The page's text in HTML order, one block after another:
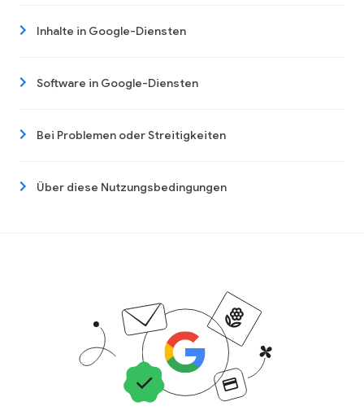
Inhalte in Google-Diensten
Software in Google-Diensten
Bei Problemen oder Streitigkeiten
Über diese Nutzungsbedingungen